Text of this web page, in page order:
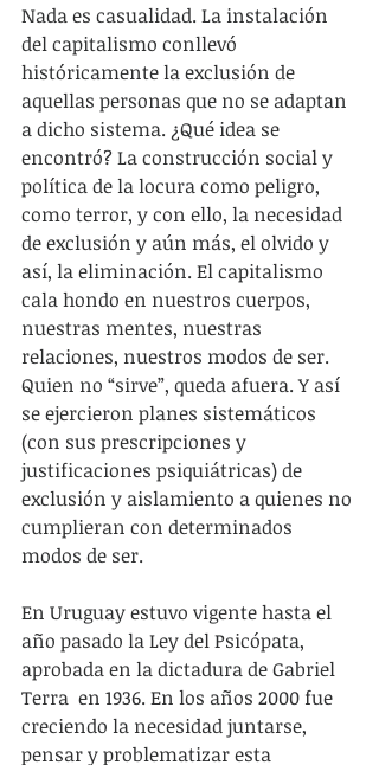
Nada es casualidad. La instalación
del capitalismo conllevó
históricamente la exclusión de
aquellas personas que no se adaptan
a dicho sistema. ¿Qué idea se
encontró? La construcción social y
política de la locura como peligro,
como terror, y con ello, la necesidad
de exclusión y aún más, el olvido y
así, la eliminación. El capitalismo
cala hondo en nuestros cuerpos,
nuestras mentes, nuestras
relaciones, nuestros modos de ser.
Quien no “sirve”, queda afuera. Y así
se ejercieron planes sistemáticos
(con sus prescripciones y
justificaciones psiquiátricas) de
exclusión y aislamiento a quienes no
cumplieran con determinados
modos de ser.
En Uruguay estuvo vigente hasta el
año pasado la Ley del Psicópata,
aprobada en la dictadura de Gabriel
Terra  en 1936. En los años 2000 fue
creciendo la necesidad juntarse,
pensar y problematizar esta